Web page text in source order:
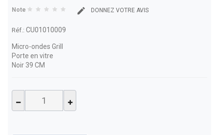
Note DONNEZ VOTRE AVIS
Réf.: CU01010009
Micro-ondes Grill
Porte en vitre
Noir 39 CM